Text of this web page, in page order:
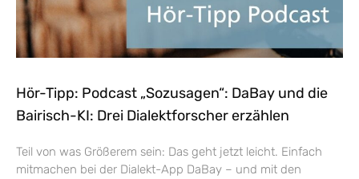
Hör-Tipp: Podcast „Sozusagen“: DaBay und die
Bairisch-KI: Drei Dialektforscher erzählen
Teil von was Größerem sein: Das geht jetzt leicht. Einfach
mitmachen bei der Dialekt-App DaBay – und mit den